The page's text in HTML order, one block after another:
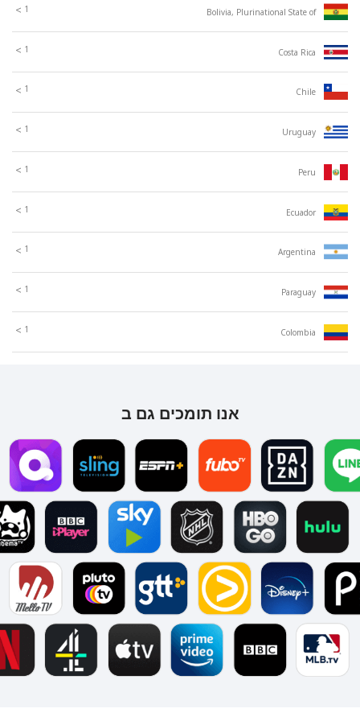
Bolivia, Plurinational State of
1
>
Costa Rica
1
>
Chile
1
>
Uruguay
1
>
Peru
1
>
Ecuador
1
>
Argentina
1
>
Paraguay
1
>
Colombia
1
>
אנו תומכים גם ב